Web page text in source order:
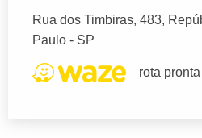
Rua dos Timbiras, 483,
Paulo - SP
rota pronta